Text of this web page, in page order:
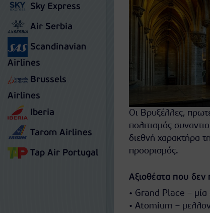
Sky Express
Air Serbia
Scandinavian
Airlines
Brussels
Airlines
Iberia
Tarom Airlines
Tap Air Portugal
Οι Βρυξέλλες,
πολιτισμός
διεθνή χαρακτήρα
προορισμός.
Αξιοθέατα που δεν
• Grand Place – μία
• Atomium –